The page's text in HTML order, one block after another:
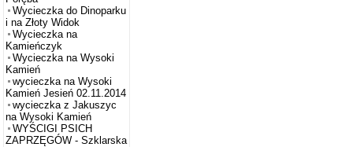
Wycieczka do Dinoparku
i na Złoty Widok
Wycieczka na
Kamieńczyk
Wycieczka na Wysoki
Kamień
wycieczka na Wysoki
Kamień Jesień 02.11.2014
wycieczka z Jakuszyc
na Wysoki Kamień
WYŚCIGI PSICH
ZAPRZĘGÓW - Szklarska